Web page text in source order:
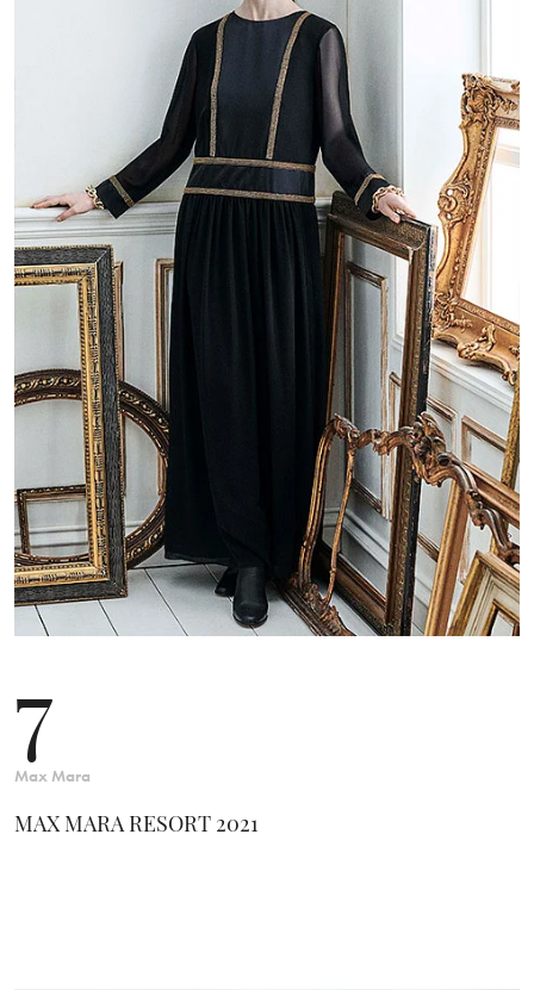
7
Max Mara
MAX MARA RESORT 2021